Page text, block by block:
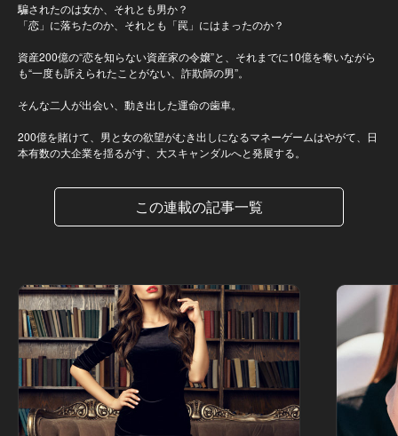
騙されたのは女か、それとも男か？
「恋」に落ちたのか、それとも「罠」にはまったのか？
資産200億の“恋を知らない資産家の令嬢”と、それまでに10億を奪いながら
も“一度も訴えられたことがない、詐欺師の男”。
そんな二人が出会い、動き出した運命の歯車。
200億を賭けて、男と女の欲望がむき出しになるマネーゲームはやがて、日
本有数の大企業を揺るがす、大スキャンダルへと発展する。
この連載の記事一覧